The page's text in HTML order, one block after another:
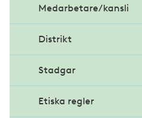
Medarbetare/kansli
Distrikt
Stadgar
Etiska regler